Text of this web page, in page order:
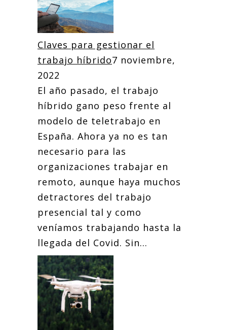
Claves para gestionar el
trabajo híbrido7 noviembre,
2022
El año pasado, el trabajo
híbrido gano peso frente al
modelo de teletrabajo en
España. Ahora ya no es tan
necesario para las
organizaciones trabajar en
remoto, aunque haya muchos
detractores del trabajo
presencial tal y como
veníamos trabajando hasta la
llegada del Covid. Sin...